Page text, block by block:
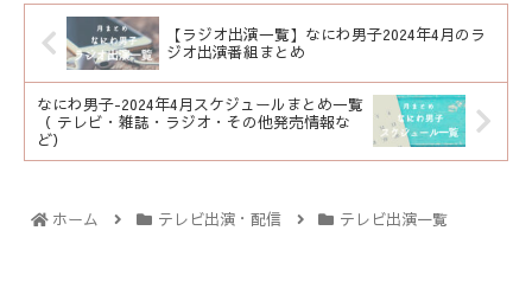
【ラジオ出演一覧】なにわ男子2024年4月のラ
ジオ出演番組まとめ
なにわ男子-2024年4月スケジュールまとめ一覧
（ テレビ・雑誌・ラジオ・その他発売情報な
ど）
ホーム テレビ出演・配信 テレビ出演一覧